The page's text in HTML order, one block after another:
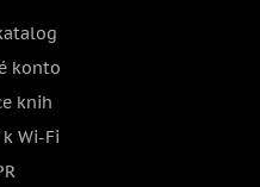
konto
knih
Wi-Fi